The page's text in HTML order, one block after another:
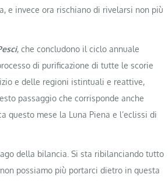
e invece ora rischiano di rivelarsi non più
, che concludono il ciclo annuale
di purificazione di tutte le scorie
e delle regioni istintuali e reattive,
passaggio che corrisponde anche
questo mese la Luna Piena e l’eclissi di
della bilancia. Si sta ribilanciando tutto
possiamo più portarci dietro in questa